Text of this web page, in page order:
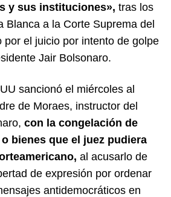
y sus instituciones», tras los
Blanca a la Corte Suprema del
por el juicio por intento de golpe
Jair Bolsonaro.
sancionó el miércoles al
de Moraes, instructor del
con la congelación de
bienes que el juez pudiera
al acusarlo de
de expresión por ordenar
antidemocráticos en